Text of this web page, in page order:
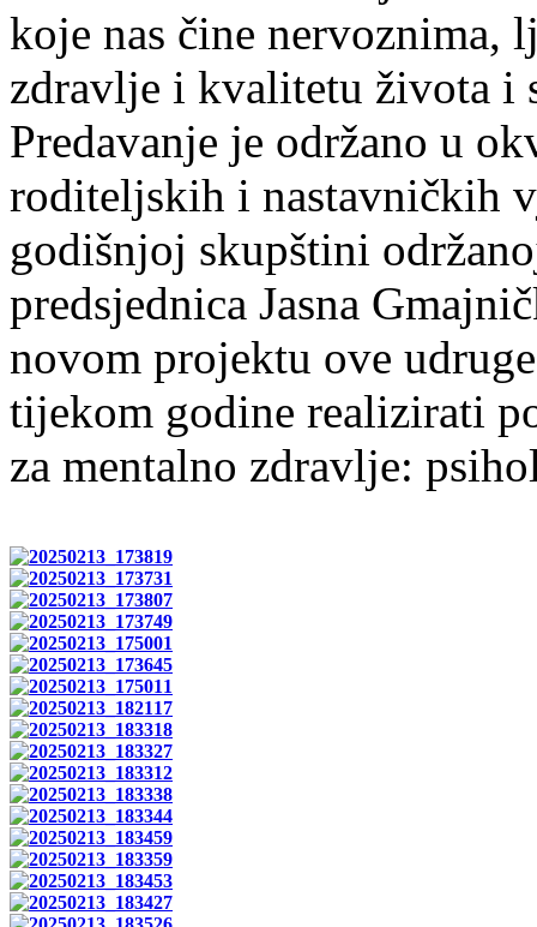
koje nas čine
zdravlje i kvalitetu života i
Predavanje je održano u
roditeljskih i nastavničkih
godišnjoj skupštini
predsjednica Jasna
novom projektu ove
tijekom godine realizirati
za mentalno zdravlje: